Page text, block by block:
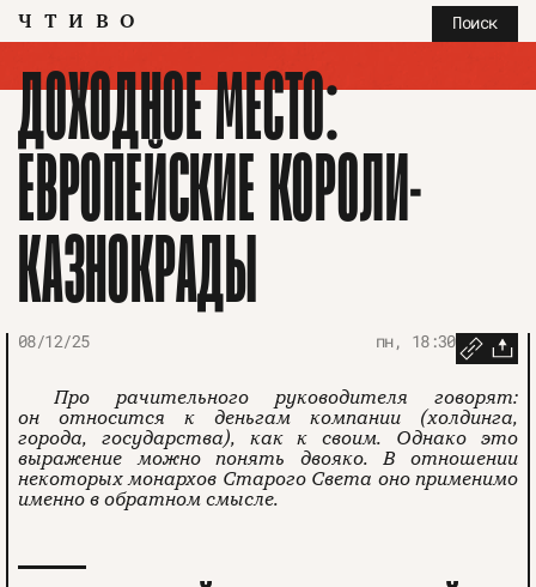
ЧТИВО Поиск
ДОХОДНОЕ МЕСТО:
ЕВРОПЕЙСКИЕ КОРОЛИ-
КАЗНОКРАДЫ
08/12/25 пн, 18:30
Про рачительного руководителя говорят:
он относится к деньгам компании (холдинга,
города, государства), как к своим. Однако это
выражение можно понять двояко. В отношении
некоторых монархов Старого Света оно применимо
именно в обратном смысле.